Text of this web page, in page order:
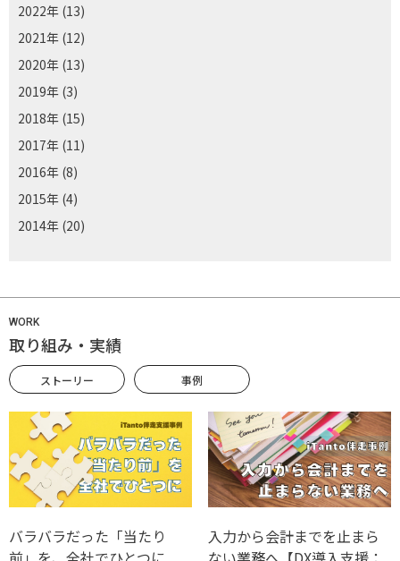
2022年 (13)
2021年 (12)
2020年 (13)
2019年 (3)
2018年 (15)
2017年 (11)
2016年 (8)
2015年 (4)
2014年 (20)
WORK
取り組み・実績
ストーリー 事例
バラバラだった「当たり
入力から会計までを止まら